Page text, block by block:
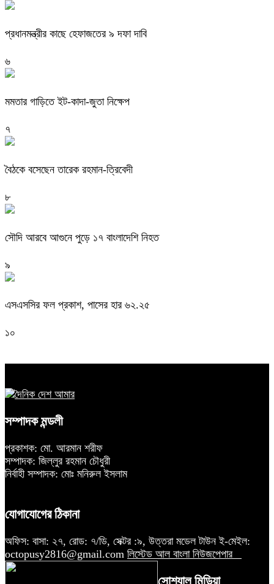
প্রধানমন্ত্রীর কাছে হেফাজতের ৯ দফা দাবি
৬
মমতার গাড়িতে ইট-কাদা-জুতা নিক্ষেপ
৭
বৈঠকে বসেছেন তারেক রহমান-ত্রিবেদী
৮
সৌদি আরবে আগুনে পুড়ে ১৭ বাংলাদেশি নিহত
৯
এসএসসির ফল প্রকাশ, পাসের হার ৬২.২৫
১০
সম্পাদক মন্ডলী
প্রকাশক: মো. আরমান শরীফ
সম্পাদক: জিল্লুর রহমান চৌধুরী
নির্বাহী সম্পাদক: মোঃ মনিরুল ইসলাম
যোগাযোগের ঠিকানা
অফিস: বাসা: ২৭, রোড: ৭/ডি, সেক্টর :৯, উত্তরা মডেল টাউন ই-মেইল:
octopusy2816@gmail.com লিস্টেড আল বাংলা নিউজপেপার
সোশ্যাল মিডিয়া